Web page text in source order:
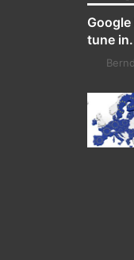
tune in.
Bernd